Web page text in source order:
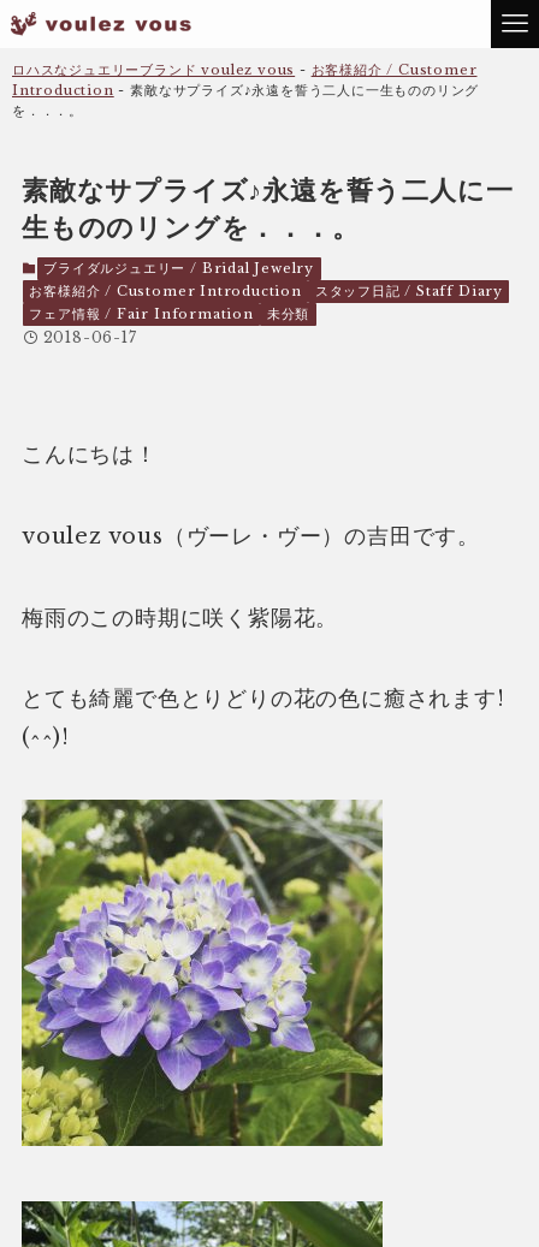
ロハスなジュエリーブランド voulez vous - お客様紹介 / Customer
Introduction -素敵なサプライズ♪永遠を誓う二人に一生もののリング
を．．．。
素敵なサプライズ♪永遠を誓う二人に一
生もののリングを．．．。
ブライダルジュエリー / Bridal Jewelry
お客様紹介 / Customer Introduction
スタッフ日記 / Staff Diary
フェア情報 / Fair Information
未分類
2018-06-17
こんにちは！
voulez vous（ヴーレ・ヴー）の吉田です。
梅雨のこの時期に咲く紫陽花。
とても綺麗で色とりどりの花の色に癒されます!
(^^)!